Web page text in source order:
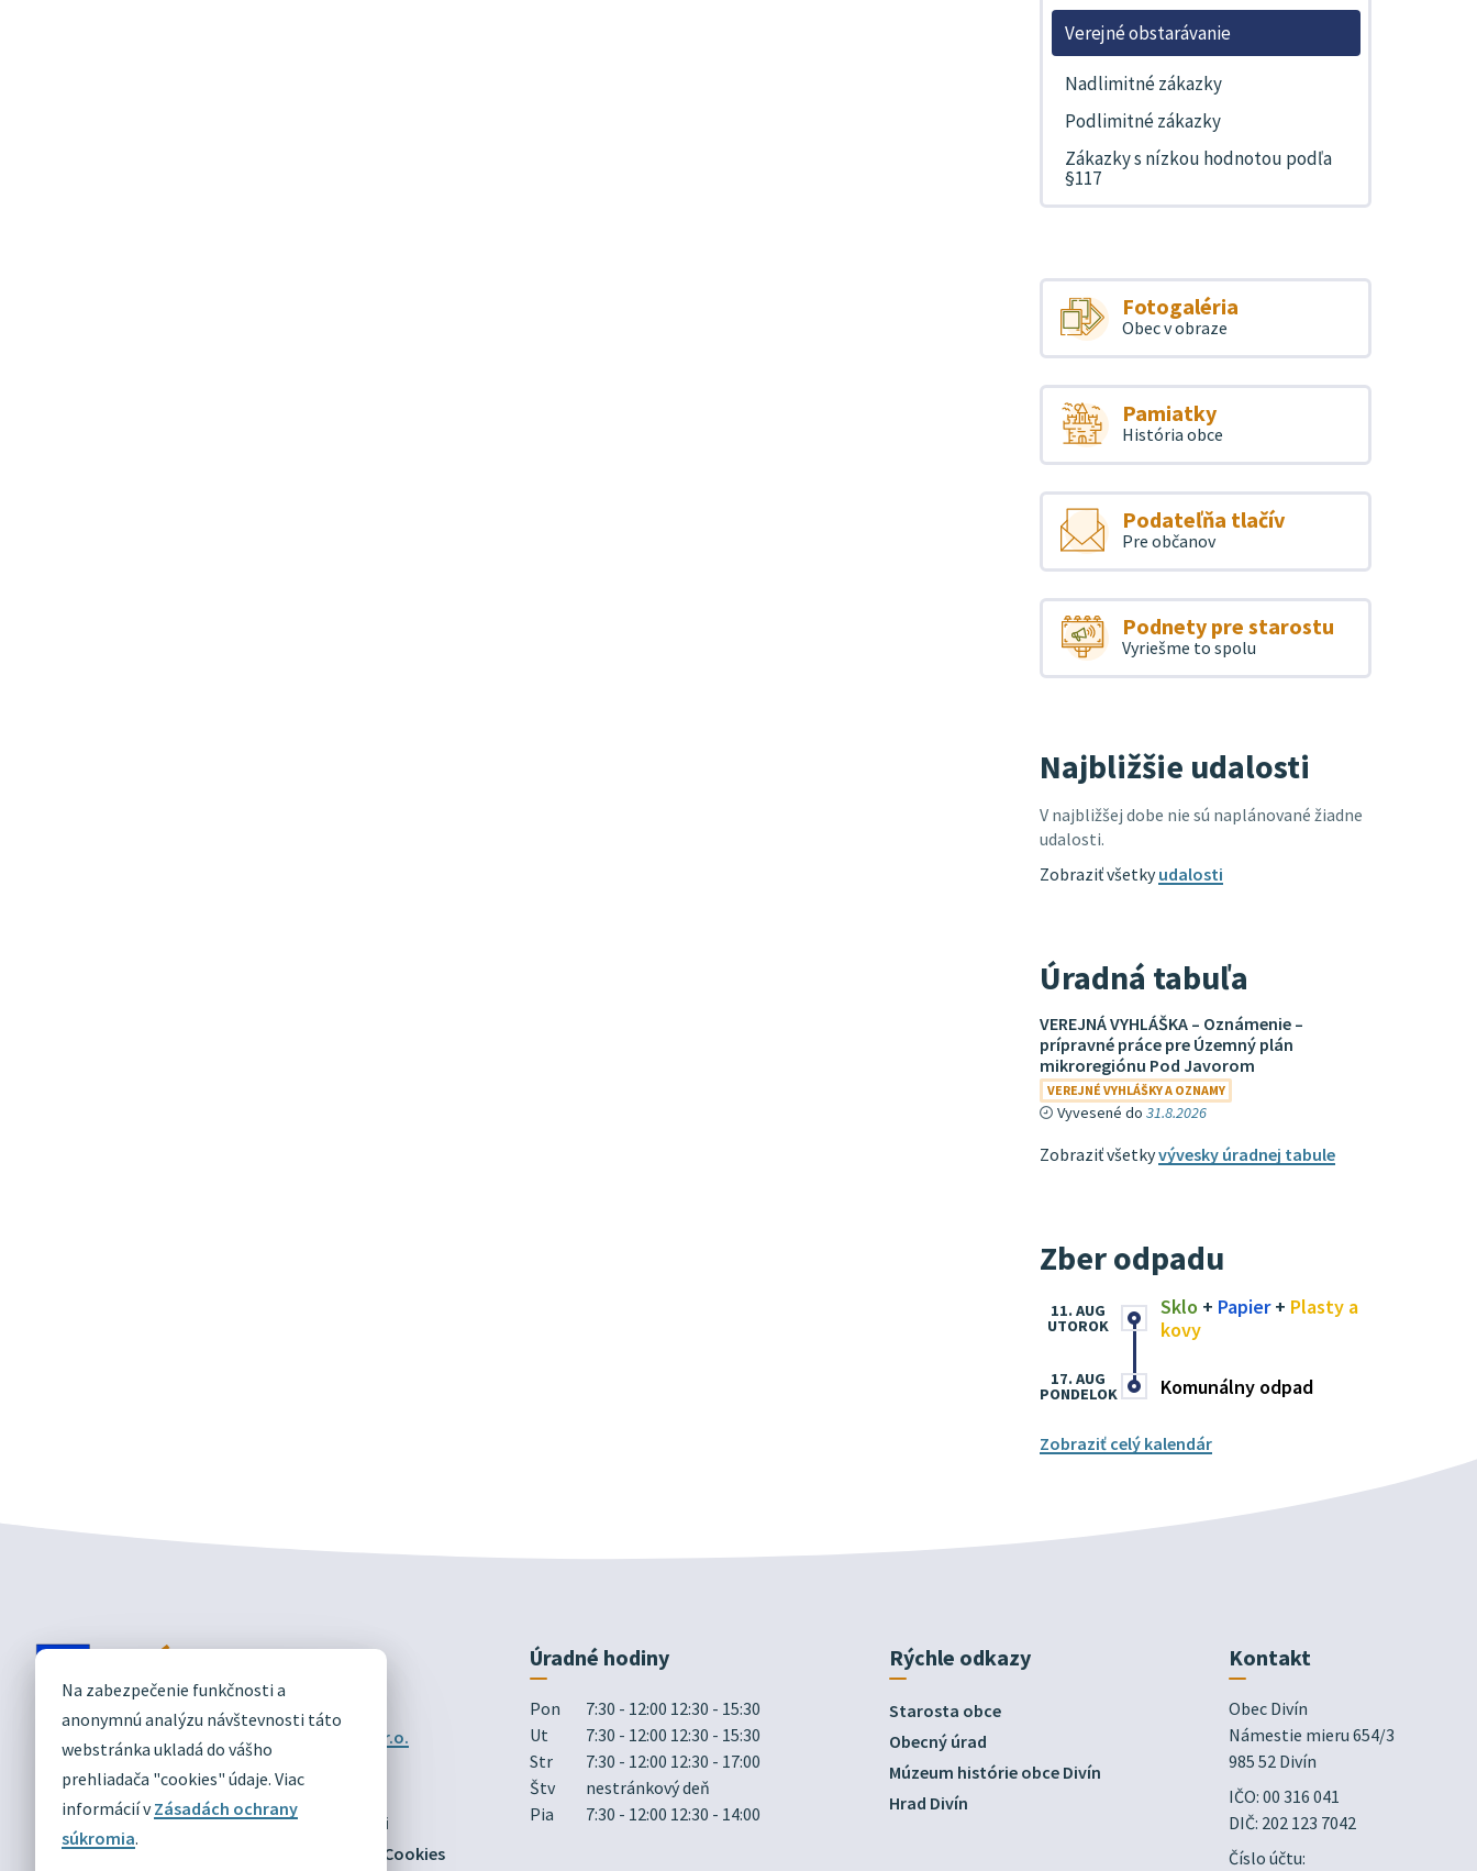
Na zabezpečenie funkčnosti a
anonymnú analýzu návštevnosti táto
webstránka ukladá do vášho
prehliadača "cookies" údaje. Viac
informácií vZásadách ochrany
súkromia.
Verejné obstarávanie
Nadlimitné zákazky
Podlimitné zákazky
Zákazky s nízkou hodnotou podľa
§117
Fotogaléria
Obec v obraze
Pamiatky
História obce
Podateľňa tlačív
Pre občanov
Podnety pre starostu
Vyriešme to spolu
Najbližšie udalosti
V najbližšej dobe nie sú naplánované žiadne
udalosti.
Zobraziť všetkyudalosti
Úradná tabuľa
VEREJNÁ VYHLÁŠKA – Oznámenie –
prípravné práce pre Územný plán
mikroregiónu Pod Javorom
VEREJNÉ VYHLÁŠKY A OZNAMY
Vyvesené do 31.8.2026
Zobraziť všetkyvývesky úradnej tabule
Zber odpadu
Sklo + Papier+ Plasty a
kovy
11. AUG
UTOROK
Komunálny odpad
17. AUG
PONDELOK
Zobraziť celý kalendár
DIVÍN
OFICIÁLNE STRÁNKY
Technický prevádzkovateľ:
Alphabet partner s.r.o.
Správca obsahu:Obec Divín
Posledná aktualizácia:03.08.2026
Mapa
Vyhlásenie o prístupnosti
Zásady ochrany osobných údajov
Nastaviť Cookies
Úradné hodiny
Pon
7:30 - 12:00 12:30 - 15:30
Ut
7:30 - 12:00 12:30 - 15:30
Str
7:30 - 12:00 12:30 - 17:00
Štv
nestránkový deň
Pia
7:30 - 12:00 12:30 - 14:00
Rýchle odkazy
Starosta obce
Obecný úrad
Múzeum histórie obce Divín
Hrad Divín
Kontakt
Obec Divín
Námestie mieru 654/3
985 52 Divín
IČO: 00 316 041
DIČ: 202 123 7042
Číslo účtu: